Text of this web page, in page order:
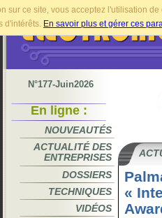
sur ce site, vous acceptez l'utilisation
d'intérêts. En savoir plus et gérer ces
N°177-Juin2026
En ligne :
NOUVEAUTÉS
ACTUALITÉ DES
ENTREPRISES
DOSSIERS
TECHNIQUES
VIDÉOS
«